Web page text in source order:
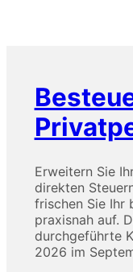
Erweitern Sie
direkten
frischen Sie Ihr
praxisnah auf.
durchgeführte
2026 im